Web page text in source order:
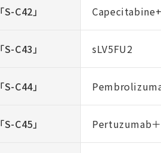
「S-C42」
「S-C43」 sLV5FU2
「S-C44」
「S-C45」 Pertuzumab